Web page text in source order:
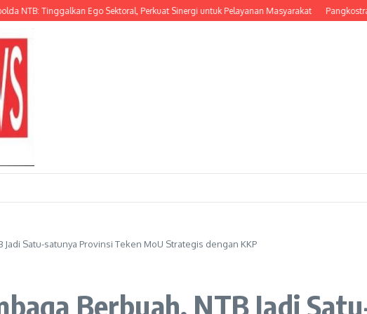
Tinggalkan Ego Sektoral, Perkuat Sinergi untuk Pelayanan Masyarakat Pangkostrad
Satu-satunya Provinsi Teken MoU Strategis dengan KKP
Berbuah, NTB Jadi